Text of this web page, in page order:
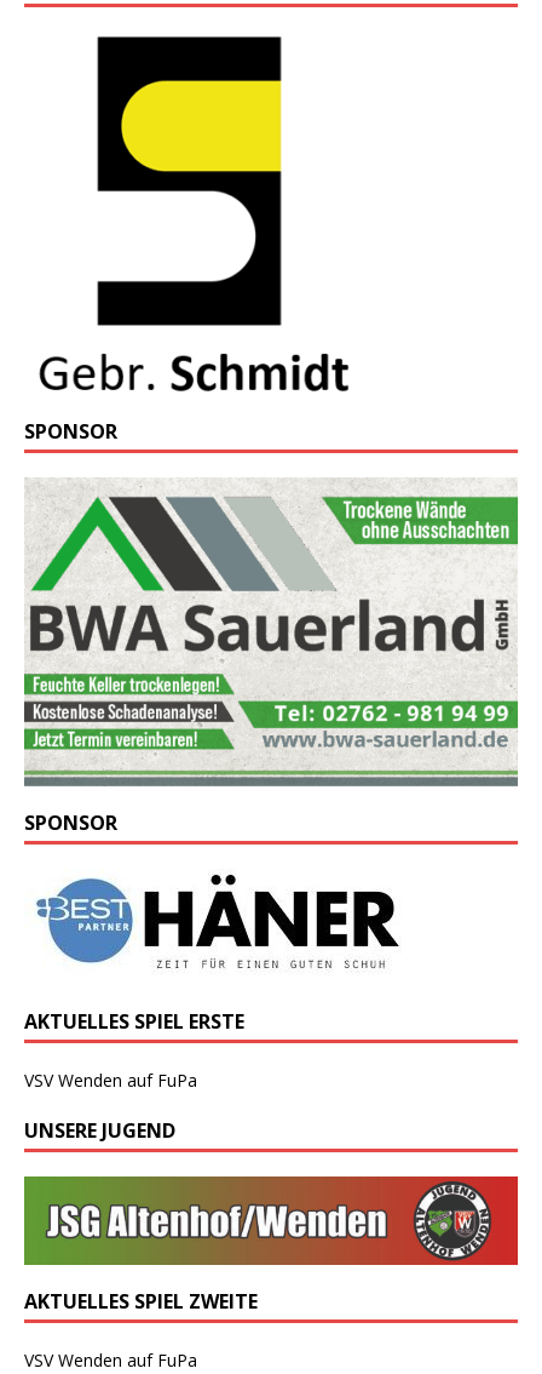
SPONSOR
SPONSOR
AKTUELLES SPIEL ERSTE
VSV Wenden auf FuPa
UNSERE JUGEND
AKTUELLES SPIEL ZWEITE
VSV Wenden auf FuPa